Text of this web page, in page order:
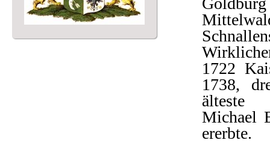
1722
1738,
älteste
Michael
ererbte.